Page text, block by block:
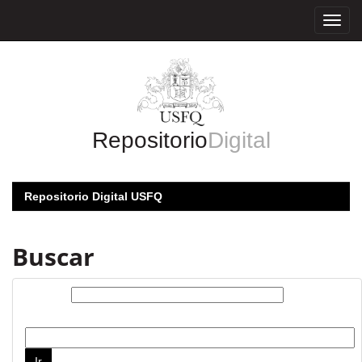
RepositorioDigital
Repositorio Digital USFQ
Buscar